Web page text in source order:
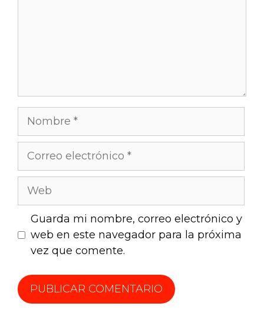
Guarda mi nombre, correo electrónico y
web en este navegador para la próxima
vez que comente.